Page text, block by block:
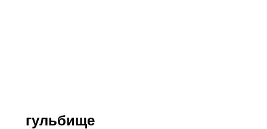
гульбище